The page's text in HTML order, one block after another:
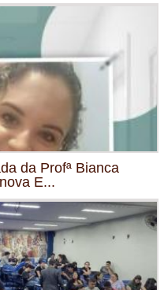
da Profª Bianca
E...